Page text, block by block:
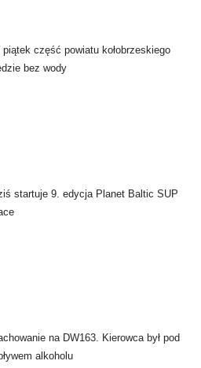
piątek część powiatu kołobrzeskiego
bez wody
startuje 9. edycja Planet Baltic SUP
na DW163. Kierowca był pod
alkoholu